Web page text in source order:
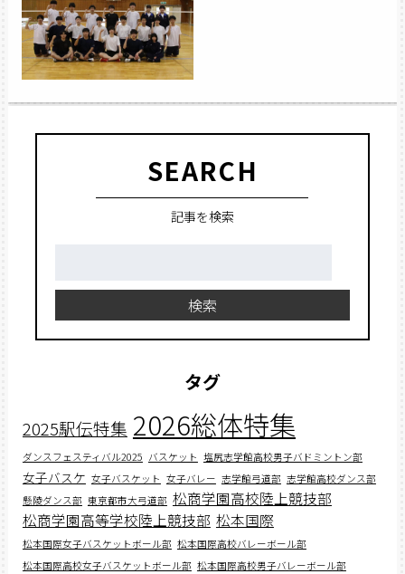
SEARCH
記事を検索
検索
タグ
2025駅伝特集 2026総体特集
ダンスフェスティバル2025 バスケット 塩尻志学館高校男子バドミントン部
女子バスケ 女子バスケット 女子バレー 志学館弓道部 志学館高校ダンス部
懸陵ダンス部 東京都市大弓道部 松商学園高校陸上競技部
松商学園高等学校陸上競技部 松本国際
松本国際女子バスケットボール部 松本国際高校バレーボール部
松本国際高校女子バスケットボール部 松本国際高校男子バレーボール部